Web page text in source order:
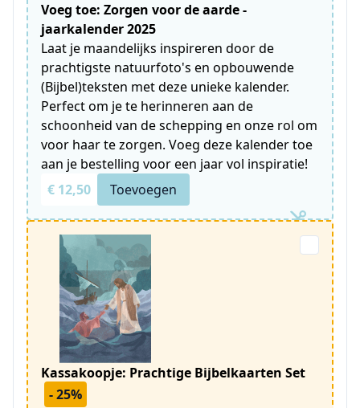
Voeg toe: Zorgen voor de aarde -
jaarkalender 2025
Laat je maandelijks inspireren door de
prachtigste natuurfoto's en opbouwende
(Bijbel)teksten met deze unieke kalender.
Perfect om je te herinneren aan de
schoonheid van de schepping en onze rol om
voor haar te zorgen. Voeg deze kalender toe
aan je bestelling voor een jaar vol inspiratie!
€ 12,50
Toevoegen
Kassakoopje: Prachtige Bijbelkaarten Set
- 25%